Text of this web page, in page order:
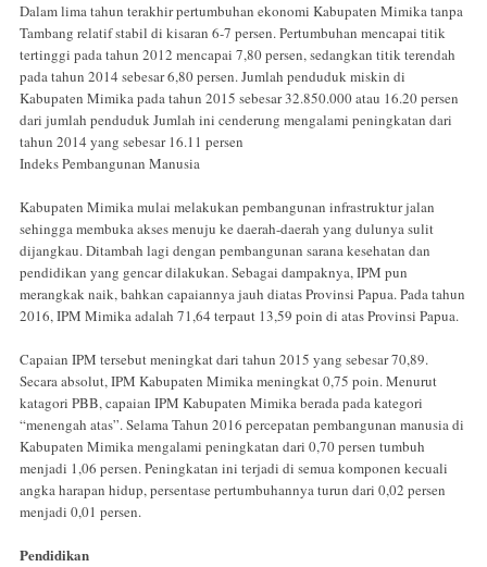
Dalam lima tahun terakhir pertumbuhan ekonomi Kabupaten Mimika tanpa
Tambang relatif stabil di kisaran 6-7 persen. Pertumbuhan mencapai titik
tertinggi pada tahun 2012 mencapai 7,80 persen, sedangkan titik terendah
pada tahun 2014 sebesar 6,80 persen. Jumlah penduduk miskin di
Kabupaten Mimika pada tahun 2015 sebesar 32.850.000 atau 16.20 persen
dari jumlah penduduk Jumlah ini cenderung mengalami peningkatan dari
tahun 2014 yang sebesar 16.11 persen
Indeks Pembangunan Manusia
Kabupaten Mimika mulai melakukan pembangunan infrastruktur jalan
sehingga membuka akses menuju ke daerah-daerah yang dulunya sulit
dijangkau. Ditambah lagi dengan pembangunan sarana kesehatan dan
pendidikan yang gencar dilakukan. Sebagai dampaknya, IPM pun
merangkak naik, bahkan capaiannya jauh diatas Provinsi Papua. Pada tahun
2016, IPM Mimika adalah 71,64 terpaut 13,59 poin di atas Provinsi Papua.
Capaian IPM tersebut meningkat dari tahun 2015 yang sebesar 70,89.
Secara absolut, IPM Kabupaten Mimika meningkat 0,75 poin. Menurut
katagori PBB, capaian IPM Kabupaten Mimika berada pada kategori
“menengah atas”. Selama Tahun 2016 percepatan pembangunan manusia di
Kabupaten Mimika mengalami peningkatan dari 0,70 persen tumbuh
menjadi 1,06 persen. Peningkatan ini terjadi di semua komponen kecuali
angka harapan hidup, persentase pertumbuhannya turun dari 0,02 persen
menjadi 0,01 persen.
Pendidikan